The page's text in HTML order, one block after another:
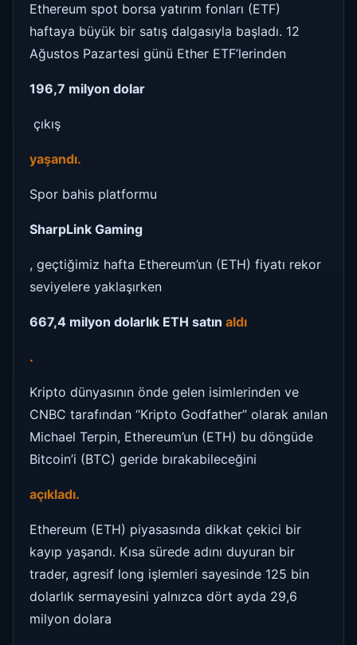
Ethereum spot borsa yatırım fonları (ETF)
haftaya büyük bir satış dalgasıyla başladı. 12
Ağustos Pazartesi günü Ether ETF’lerinden
196,7 milyon dolar
çıkış
yaşandı.
Spor bahis platformu
SharpLink Gaming
, geçtiğimiz hafta Ethereum’un (ETH) fiyatı rekor
seviyelere yaklaşırken
667,4 milyon dolarlık ETH satın aldı
.
Kripto dünyasının önde gelen isimlerinden ve
CNBC tarafından “Kripto Godfather” olarak anılan
Michael Terpin, Ethereum’un (ETH) bu döngüde
Bitcoin’i (BTC) geride bırakabileceğini
açıkladı.
Ethereum (ETH) piyasasında dikkat çekici bir
kayıp yaşandı. Kısa sürede adını duyuran bir
trader, agresif long işlemleri sayesinde 125 bin
dolarlık sermayesini yalnızca dört ayda 29,6
milyon dolara